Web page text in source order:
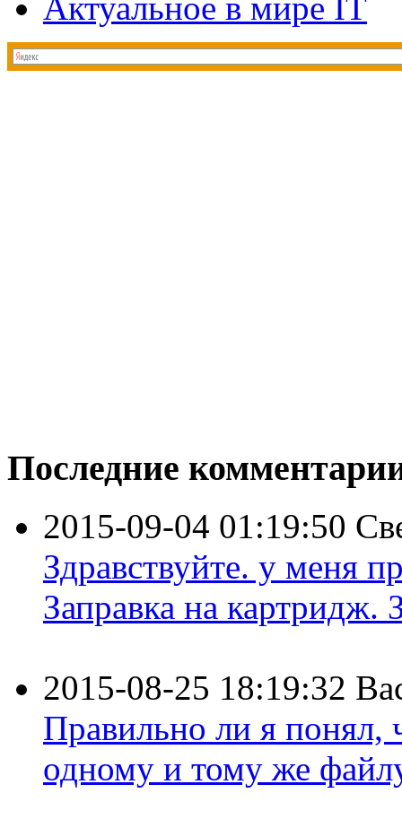
Актуальное в мире IT
Последние
2015-09-04 01:19:50
Здравствуйте. у меня
Заправка на картридж.
2015-08-25 18:19:32
Правильно ли я понял,
одному и тому же